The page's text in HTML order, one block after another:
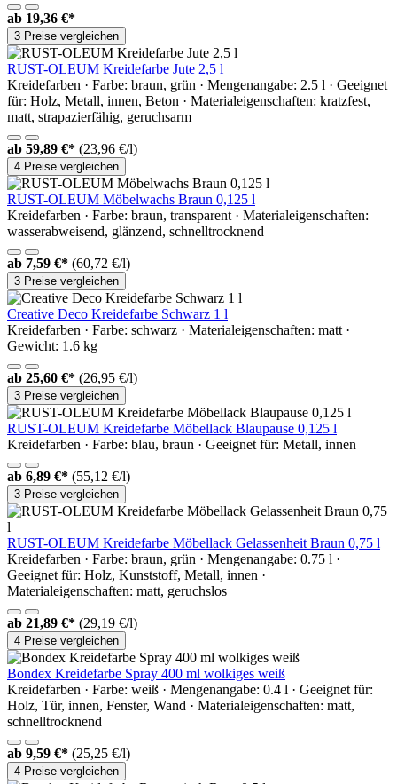
ab 19,36 €*
3 Preise vergleichen
RUST-OLEUM Kreidefarbe Jute 2,5 l
Kreidefarben · Farbe: braun, grün · Mengenangabe: 2.5 l · Geeignet
für: Holz, Metall, innen, Beton · Materialeigenschaften: kratzfest,
matt, strapazierfähig, geruchsarm
ab 59,89 €* (23,96 €/l)
4 Preise vergleichen
RUST-OLEUM Möbelwachs Braun 0,125 l
Kreidefarben · Farbe: braun, transparent · Materialeigenschaften:
wasserabweisend, glänzend, schnelltrocknend
ab 7,59 €* (60,72 €/l)
3 Preise vergleichen
Creative Deco Kreidefarbe Schwarz 1 l
Kreidefarben · Farbe: schwarz · Materialeigenschaften: matt ·
Gewicht: 1.6 kg
ab 25,60 €* (26,95 €/l)
3 Preise vergleichen
RUST-OLEUM Kreidefarbe Möbellack Blaupause 0,125 l
Kreidefarben · Farbe: blau, braun · Geeignet für: Metall, innen
ab 6,89 €* (55,12 €/l)
3 Preise vergleichen
RUST-OLEUM Kreidefarbe Möbellack Gelassenheit Braun 0,75 l
Kreidefarben · Farbe: braun, grün · Mengenangabe: 0.75 l ·
Geeignet für: Holz, Kunststoff, Metall, innen ·
Materialeigenschaften: matt, geruchslos
ab 21,89 €* (29,19 €/l)
4 Preise vergleichen
Bondex Kreidefarbe Spray 400 ml wolkiges weiß
Kreidefarben · Farbe: weiß · Mengenangabe: 0.4 l · Geeignet für:
Holz, Tür, innen, Fenster, Wand · Materialeigenschaften: matt,
schnelltrocknend
ab 9,59 €* (25,25 €/l)
4 Preise vergleichen